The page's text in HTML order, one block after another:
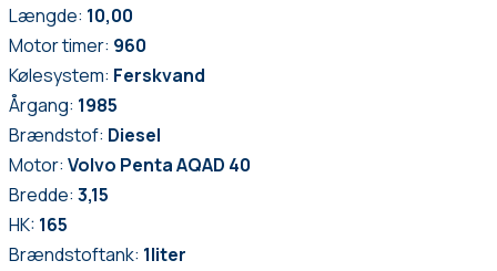
Længde: 10,00
Motor timer: 960
Kølesystem: Ferskvand
Årgang: 1985
Brændstof: Diesel
Motor: Volvo Penta AQAD 40
Bredde: 3,15
HK: 165
Brændstoftank: 1liter